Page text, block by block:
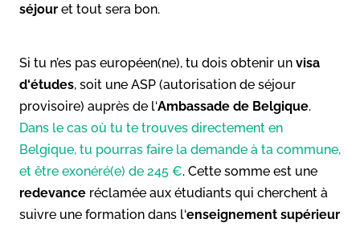
séjour et tout sera bon.
Si tu n’es pas européen(ne), tu dois obtenir un visa
d‘études, soit une ASP (autorisation de séjour
provisoire) auprès de l‘Ambassade de Belgique.
Dans le cas où tu te trouves directement en
Belgique, tu pourras faire la demande à ta commune,
et être exonéré(e) de 245 €. Cette somme est une
redevance réclamée aux étudiants qui cherchent à
suivre une formation dans l‘enseignement supérieur